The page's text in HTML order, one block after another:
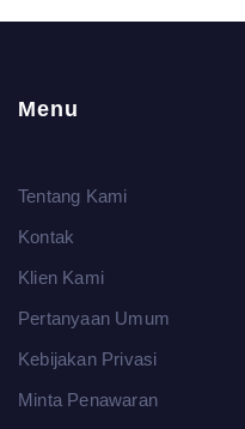
Menu
Tentang Kami
Kontak
Klien Kami
Pertanyaan Umum
Kebijakan Privasi
Minta Penawaran